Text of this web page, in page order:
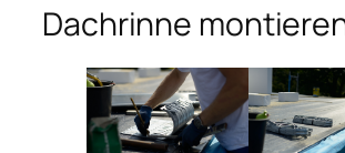
Dachrinne